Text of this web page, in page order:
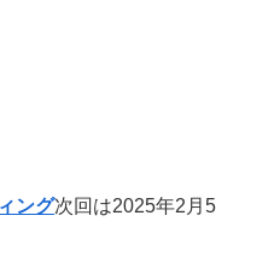
ング次回は2025年2月5